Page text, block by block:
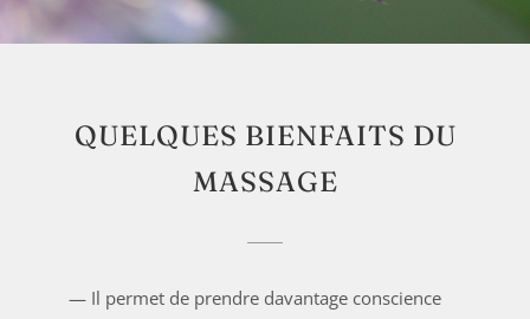
QUELQUES BIENFAITS DU
MASSAGE
— Il permet de prendre davantage conscience